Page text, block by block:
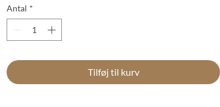
Antal *
Tilføj til kurv